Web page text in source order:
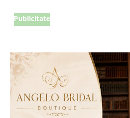
Publicitate